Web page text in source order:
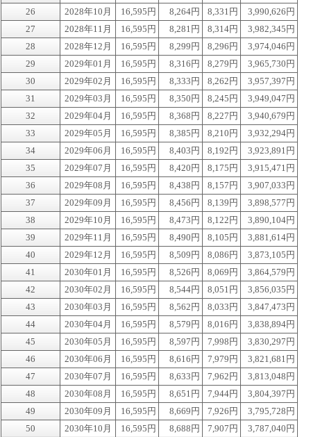
26
2028年10月 16,595円 8,264円 8,331円
3,990,626円
27
2028年11月 16,595円 8,281円 8,314円
3,982,345円
28
2028年12月 16,595円 8,299円 8,296円
3,974,046円
29
2029年01月 16,595円 8,316円 8,279円
3,965,730円
30
2029年02月 16,595円 8,333円 8,262円
3,957,397円
31
2029年03月 16,595円 8,350円 8,245円
3,949,047円
32
2029年04月 16,595円 8,368円 8,227円
3,940,679円
33
2029年05月 16,595円 8,385円 8,210円
3,932,294円
34
2029年06月 16,595円 8,403円 8,192円
3,923,891円
35
2029年07月 16,595円 8,420円 8,175円
3,915,471円
36
2029年08月 16,595円 8,438円 8,157円
3,907,033円
37
2029年09月 16,595円 8,456円 8,139円
3,898,577円
38
2029年10月 16,595円 8,473円 8,122円
3,890,104円
39
2029年11月 16,595円 8,490円 8,105円
3,881,614円
40
2029年12月 16,595円 8,509円 8,086円
3,873,105円
41
2030年01月 16,595円 8,526円 8,069円
3,864,579円
42
2030年02月 16,595円 8,544円 8,051円
3,856,035円
43
2030年03月 16,595円 8,562円 8,033円
3,847,473円
44
2030年04月 16,595円 8,579円 8,016円
3,838,894円
45
2030年05月 16,595円 8,597円 7,998円
3,830,297円
46
2030年06月 16,595円 8,616円 7,979円
3,821,681円
47
2030年07月 16,595円 8,633円 7,962円
3,813,048円
48
2030年08月 16,595円 8,651円 7,944円
3,804,397円
49
2030年09月 16,595円 8,669円 7,926円
3,795,728円
50
2030年10月 16,595円 8,688円 7,907円
3,787,040円